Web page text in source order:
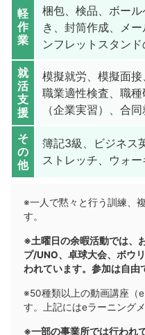
軽
作
業
梱包、検品、ボー
き、封筒作成、メ
ンフレットスタン
就
活
支
援
模擬就労、模擬面接
職業適性検査、職
（企業実習）、合
そ
の
他
簿記3級、ビジネス
ストレッチ、ウォ
※一人で黙々と行う訓練、
す。
※土曜日の余暇活動では、
プ/UNO、卓球大会、ボウ
われています。参加は自由
※50種類以上の動画講座（
す。上記にはeラーニング
※一部の事業所では行われ